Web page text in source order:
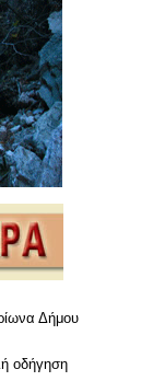
Δήμου
οδήγηση